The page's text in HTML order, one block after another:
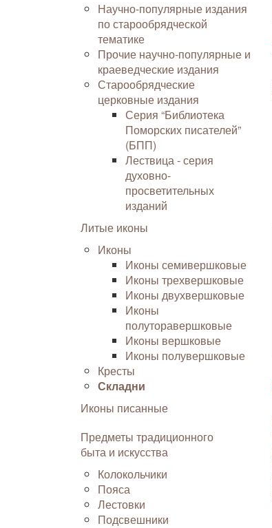
Научно-популярные издания
по старообрядческой
тематике
Прочие научно-популярные и
краеведческие издания
Старообрядческие
церковные издания
Серия “Библиотека
Поморских писателей”
(БПП)
Лествица - серия
духовно-
просветительных
изданий
Литые иконы
Иконы
Иконы семивершковые
Иконы трехвершковые
Иконы двухвершковые
Иконы
полуторавершковые
Иконы вершковые
Иконы полувершковые
Кресты
Складни
Иконы писанные
Предметы традиционного
быта и искусства
Колокольчики
Пояса
Лестовки
Подсвешники